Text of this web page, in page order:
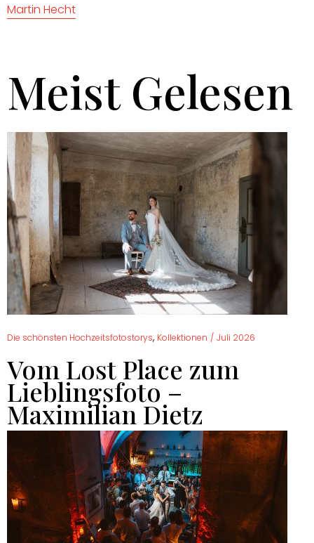
Martin Hecht
Meist Gelesen
Die schönsten Hochzeitsfotostorys, Kollektionen / Juli 2026
Vom Lost Place zum
Lieblingsfoto –
Maximilian Dietz